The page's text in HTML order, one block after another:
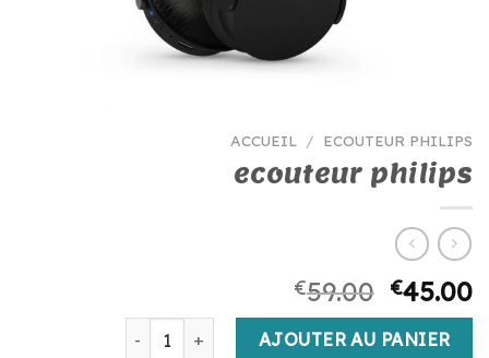
ACCUEIL / ECOUTEUR PHILIPS
ecouteur philips
€59.00 €45.00
quantité de ecouteur philipsAJOUTER AU PANIER